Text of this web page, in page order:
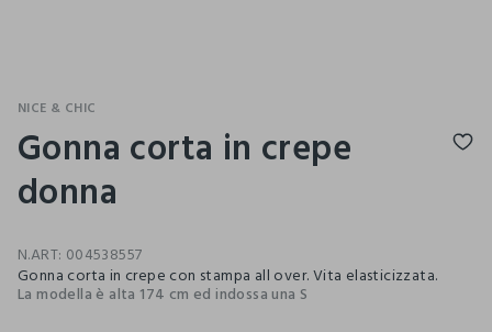
NICE & CHIC
Gonna corta in crepe
donna
N.ART: 004538557
Gonna corta in crepe con stampa all over. Vita elasticizzata.
La modella è alta 174 cm ed indossa una S